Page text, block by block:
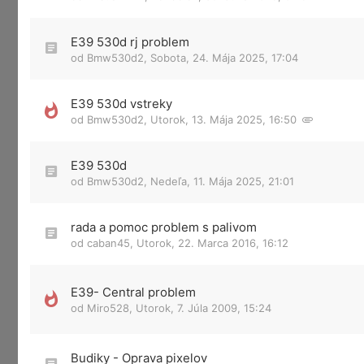
E39 530d rj problem
od Bmw530d2 Sobota, 24. Mája 2025, 17:04
E39 530d vstreky
od Bmw530d2 Utorok, 13. Mája 2025, 16:50
E39 530d
od Bmw530d2 Nedeľa, 11. Mája 2025, 21:01
rada a pomoc problem s palivom
od caban45 Utorok, 22. Marca 2016, 16:12
E39- Central problem
od Miro528 Utorok, 7. Júla 2009, 15:24
Budiky - Oprava pixelov